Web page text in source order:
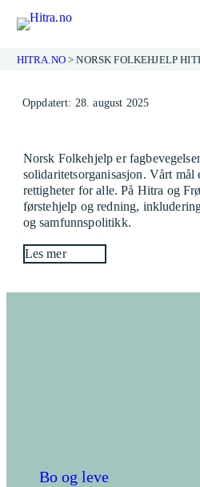
HITRA.NO>NORSK FOLKEHJELP
Oppdatert: 28. august 2025
Norsk Folkehjelp er
solidaritetsorganisasjon. Vårt mål
rettigheter for alle. På Hitra og
førstehjelp og redning,
og samfunnspolitikk.
Les mer
Bo og leve